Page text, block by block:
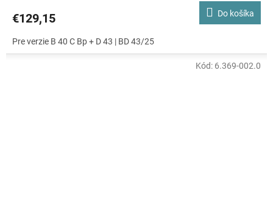
€129,15 Do košíka
Pre verzie B 40 C Bp + D 43 | BD 43/25
Kód: 6.369-002.0